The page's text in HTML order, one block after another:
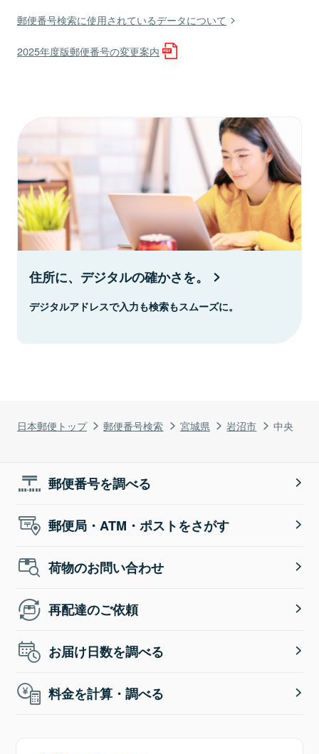
日本郵便トップ 郵便番号検索 宮城県 岩沼市 中央
郵便番号検索に使用されているデータについて
2025年度版郵便番号の変更案内
住所に、デジタルの確かさを。
デジタルアドレスで入力も検索もスムーズに。
郵便番号を調べる
郵便局・ATM・ポストをさがす
荷物のお問い合わせ
再配達のご依頼
お届け日数を調べる
料金を計算・調べる